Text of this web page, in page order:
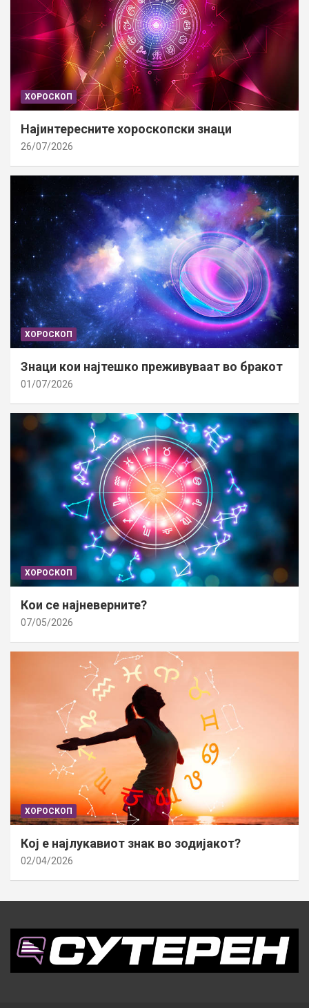
ХОРОСКОП
Најинтересните хороскопски знаци
26/07/2026
ХОРОСКОП
Знаци кои најтешко преживуваат во бракот
01/07/2026
ХОРОСКОП
Кои се најневерните?
07/05/2026
ХОРОСКОП
Кој е најлукавиот знак во зодијакот?
02/04/2026